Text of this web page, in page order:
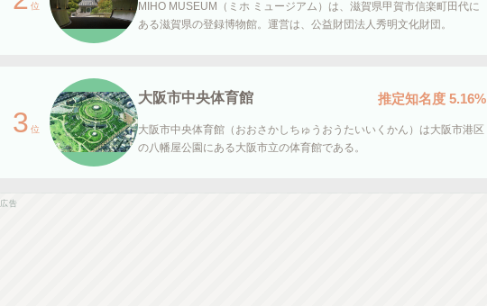
位
MIHO MUSEUM（ミホ ミュージアム）は、滋賀県甲賀市信楽町田代に
ある滋賀県の登録博物館。運営は、公益財団法人秀明文化財団。
3 位
大阪市中央体育館 推定知名度 5.16%
大阪市中央体育館（おおさかしちゅうおうたいいくかん）は大阪市港区
の八幡屋公園にある大阪市立の体育館である。
広告